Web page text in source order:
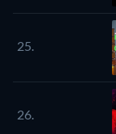
25.
26.